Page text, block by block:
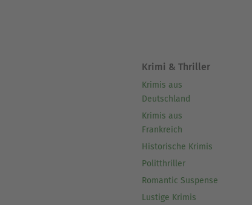
Begegnungen laden
Krimi & Thriller
Krimis aus
Deutschland
Krimis aus
Frankreich
Historische Krimis
Politthriller
Romantic Suspense
Lustige Krimis